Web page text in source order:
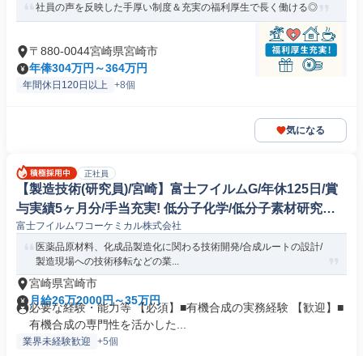
社員の声を反映した手厚い制度＆充実の福利厚生で長く働ける◎
〒880-0044宮崎県宮崎市
年俸304万円～364万円
年間休日120日以上 +8個
気になる
正社員
【製造技術(研究員)/宮崎】富士フイルムG/年休125日/賞
与実績5ヶ月分/手当充実! 低分子化学/低分子素材研究開
発
富士フイルムワコーケミカル株式会社
医薬品原材料、化成品製造化に関わる技術開発/合成ルートの設計/
製造現場への技術移転などの業...
宮崎県宮崎市
月給26万2000円～35万円
必要な経験・能力等 【必須】■有機合成の実務経験 【歓迎】■
有機合成の専門性を活かした...
業界未経験歓迎 +5個